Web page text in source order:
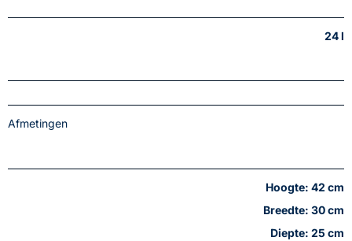
24 l
Afmetingen
Hoogte: 42 cm
Breedte: 30 cm
Diepte: 25 cm